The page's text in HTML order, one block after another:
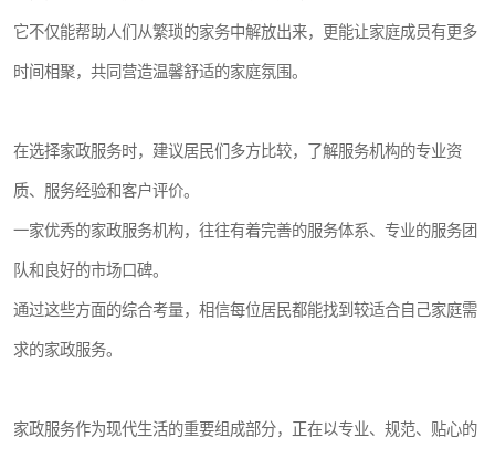
它不仅能帮助人们从繁琐的家务中解放出来，更能让家庭成员有更多
时间相聚，共同营造温馨舒适的家庭氛围。
在选择家政服务时，建议居民们多方比较，了解服务机构的专业资
质、服务经验和客户评价。
一家优秀的家政服务机构，往往有着完善的服务体系、专业的服务团
队和良好的市场口碑。
通过这些方面的综合考量，相信每位居民都能找到较适合自己家庭需
求的家政服务。
家政服务作为现代生活的重要组成部分，正在以专业、规范、贴心的